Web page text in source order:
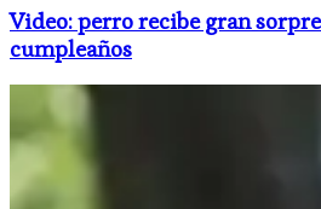
Video: perro recibe gran
cumpleaños